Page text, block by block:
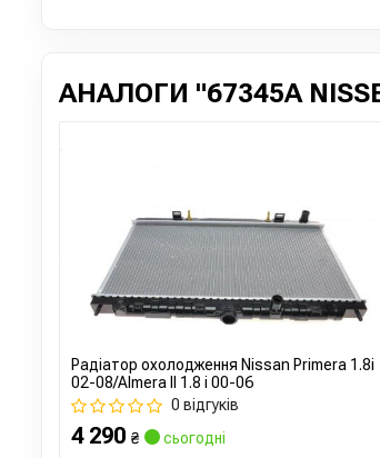
АНАЛОГИ "67345A
Радіатор охолодження Nissan Primera 1.8i
02-08/Almera II 1.8 i 00-06
0 відгуків
4 290 ₴
сьогодні